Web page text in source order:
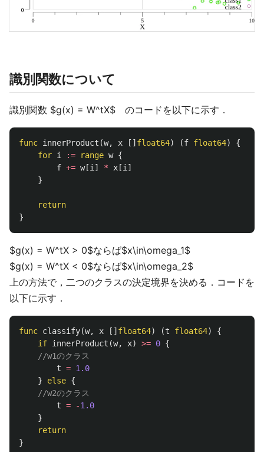
識別関数について
識別関数 $g(x) = W^tX$ のコードを以下に示す．
func innerProduct (w, x [] float64) (f float64)
{
for i := range w {
f += w[i ] * x [i ]
}
return
}
$g(x) = W^tX > 0$ならば$x\in\omega_1$
$g(x) = W^tX < 0$ならば$x\in\omega_2$
上の方法で，二つのクラスの決定境界を決める．コードを
以下に示す．
func classify(w, x [] float64) (t float64)
{
if innerProduct (w, x) >= 0 {
//w1のクラス
t = 1.0
}
else {
//w2のクラス
t = -1.0
}
return
}